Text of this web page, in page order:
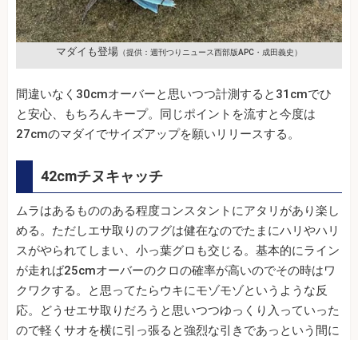
マダイも登場 （提供：週刊つりニュース西部版APC・成田義史）
間違いなく30cmオーバーと思いつつ計測すると31cmでひ
と安心、もちろんキープ。同じポイントを流すと今度は
27cmのマダイでサイズアップを願いリリースする。
42cmチヌキャッチ
ムラはあるもののある程度コンスタントにアタリがあり楽し
める。ただしエサ取りのフグは健在なのでたまにハリやハリ
スがやられてしまい、小っ葉グロも交じる。基本的にライン
が走れば25cmオーバーのクロの確率が高いのでその時はワ
クワクする。と思ってたらウキにモゾモゾというような反
応。どうせエサ取りだろうと思いつつゆっくり入っていった
ので軽くサオを横に引っ張ると強烈な引きであっという間に